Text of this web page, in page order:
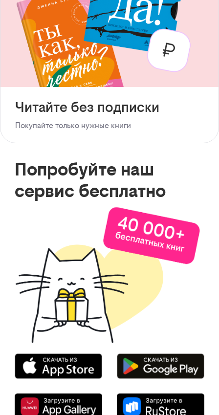
Читайте без подписки
Покупайте только нужные книги
Попробуйте наш
сервис бесплатно